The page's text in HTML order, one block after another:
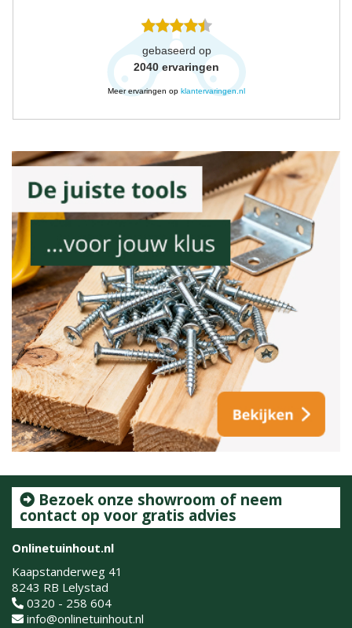
gebaseerd op
2040 ervaringen
Meer ervaringen op klantervaringen.nl
Bezoek onze showroom of neem
contact op voor gratis advies
Onlinetuinhout.nl
Kaapstanderweg 41
8243 RB Lelystad
0320 - 258 604
info@onlinetuinhout.nl